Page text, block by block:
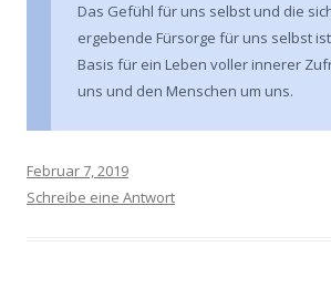
Das Gefühl für uns selbst und die
ergebende Fürsorge für uns selbst
Basis für ein Leben voller innerer
uns und den Menschen um uns.
Februar 7, 2019
Schreibe eine Antwort